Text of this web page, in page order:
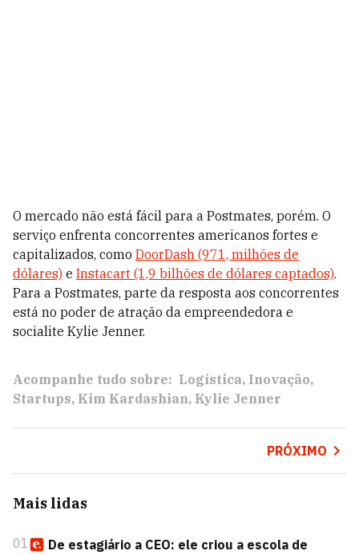
O mercado não está fácil para a Postmates, porém. O
serviço enfrenta concorrentes americanos fortes e
capitalizados, como DoorDash (971, milhões de
dólares) e Instacart (1,9 bilhões de dólares captados).
Para a Postmates, parte da resposta aos concorrentes
está no poder de atração da empreendedora e
socialite Kylie Jenner.
Acompanhe tudo sobre: Logística Inovação
Startups Kim Kardashian Kylie Jenner
PRÓXIMO
Mais lidas
01
De estagiário a CEO: ele criou a escola de